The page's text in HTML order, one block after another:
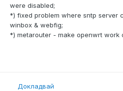
were disabled;
*) fixed problem where sntp server
winbox & webfig;
*) metarouter - make openwrt work
Докладвай